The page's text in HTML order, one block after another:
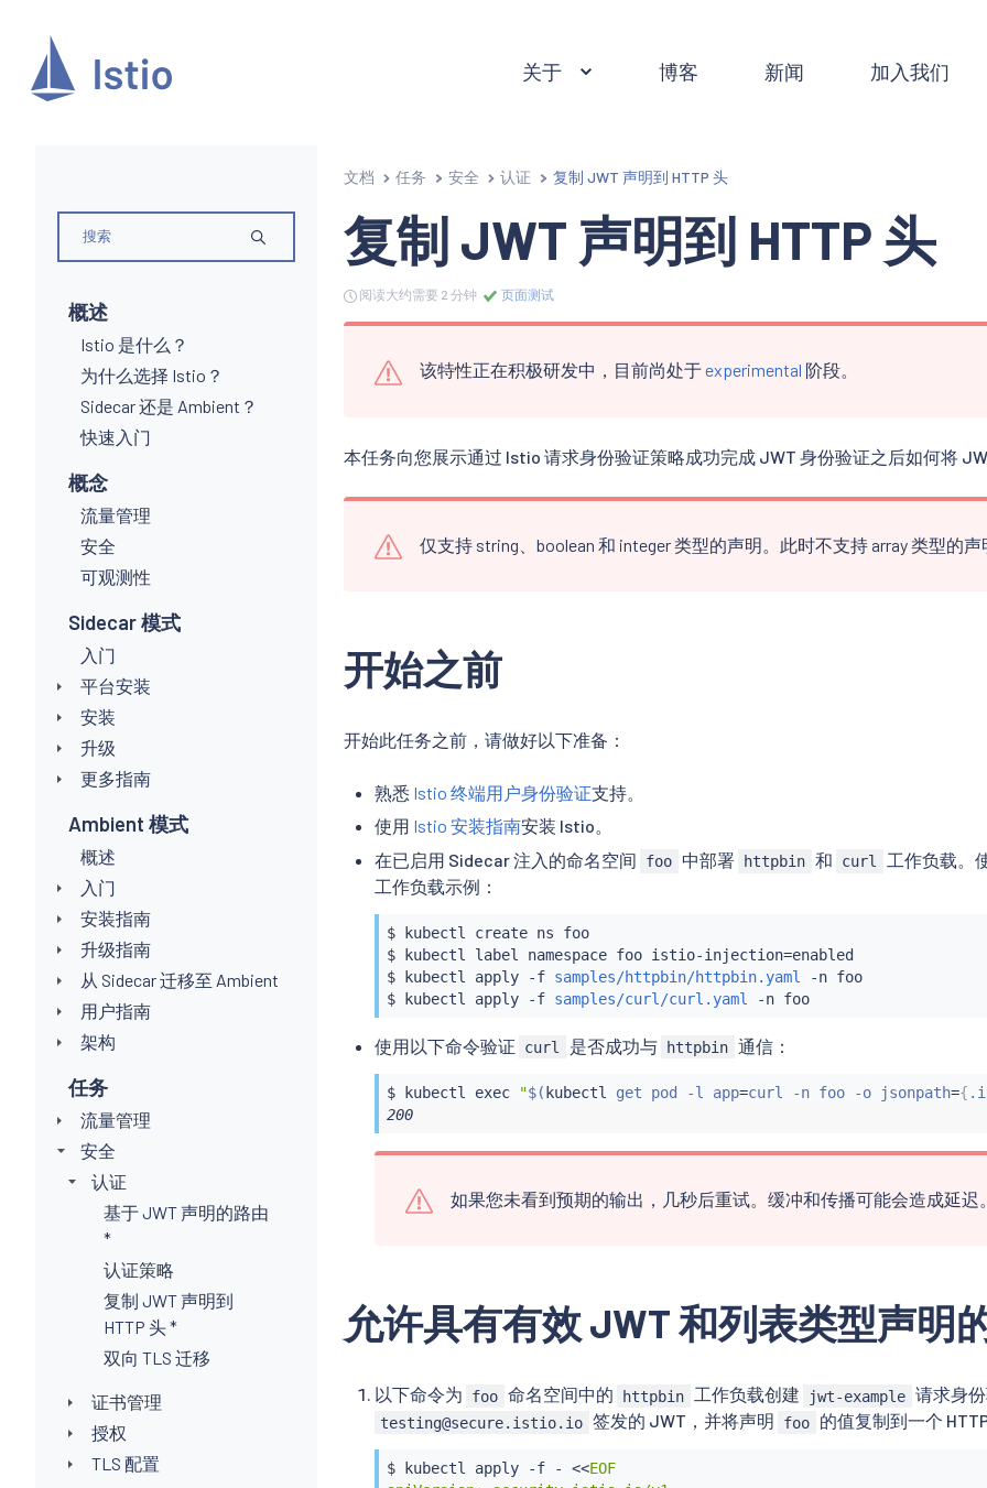
关于 博客 新闻 加入我们
概述
Istio 是什么？
为什么选择 Istio？
Sidecar 还是 Ambient？
快速入门
概念
流量管理
安全
可观测性
Sidecar 模式
入门
平台安装
安装
升级
更多指南
Ambient 模式
概述
入门
安装指南
升级指南
从 Sidecar 迁移至 Ambient
用户指南
架构
任务
流量管理
安全
认证
基于 JWT 声明的路由
*
认证策略
复制 JWT 声明到
HTTP 头 *
双向 TLS 迁移
证书管理
授权
TLS 配置
文档 任务 安全 认证 复制 JWT 声明到 HTTP 头
复制 JWT 声明到 HTTP 头
阅读大约需要 2 分钟 页面测试
该特性正在积极研发中，目前尚处于experimental 阶段。
本任务向您展示通过 Istio 请求身份验证策略成功完成 JWT 身份验证之后如何将
仅支持 string、boolean 和 integer 类型的声明。此时不支持 array 类型的声
开始之前
开始此任务之前，请做好以下准备：
熟悉 Istio 终端用户身份验证支持。
使用 Istio 安装指南安装 Istio。
在已启用 Sidecar 注入的命名空间
foo 中部署 httpbin 和 curl
工作负载。
工作负载示例：
$ kubectl create ns foo
$
kubectl label namespace foo istio-injection=enabled
$
kubectl apply -f samples/httpbin/httpbin.yaml -n foo
$
kubectl apply -f samples/curl/curl.yaml -n foo
使用以下命令验证 curl 是否成功与 httpbin 通信：
$ kubectl exec "$( kubectl get pod -l app=curl -n foo -o jsonpath={
200
如果您未看到预期的输出，几秒后重试。缓冲和传播可能会造成延迟。
允许具有有效 JWT 和列表类型声明
以下命令为 foo 命名空间中的 httpbin 工作负载创建 jwt-example 请求身
testing@secure.istio.io 签发的 JWT，并将声明 foo 的值复制到一个
$ kubectl apply -f - <<EOF